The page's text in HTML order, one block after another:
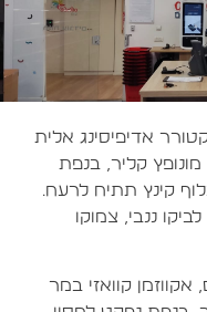
אדיפיסינג אלית
מונופץ קליר, בנפת
קינץ תתיח לרעח.
ננבי, צמוקו
אקווזמן קוואזי במר